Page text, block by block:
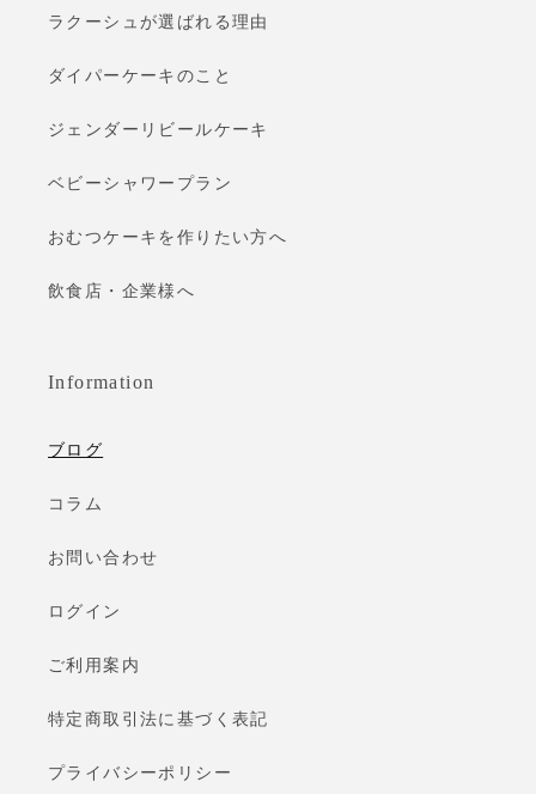
ラクーシュが選ばれる理由
ダイパーケーキのこと
ジェンダーリビールケーキ
ベビーシャワープラン
おむつケーキを作りたい方へ
飲食店・企業様へ
Information
ブログ
コラム
お問い合わせ
ログイン
ご利用案内
特定商取引法に基づく表記
プライバシーポリシー